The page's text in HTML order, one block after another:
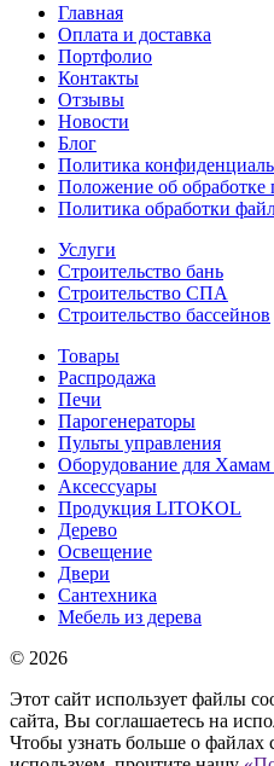
Главная
Оплата и доставка
Портфолио
Контакты
Отзывы
Новости
Блог
Политика
Положение об
Политика обработки
Услуги
Строительство бань
Строительство СПА
Строительство бассейнов
Товары
Распродажа
Печи
Парогенераторы
Пульты управления
Оборудование для
Аксессуары
Продукция LITOKOL
Дерево
Освещение
Двери
Сантехника
Мебель из дерева
© 2026
Этот сайт использует файлы
сайта, Вы соглашаетесь на
Чтобы узнать больше о файлах